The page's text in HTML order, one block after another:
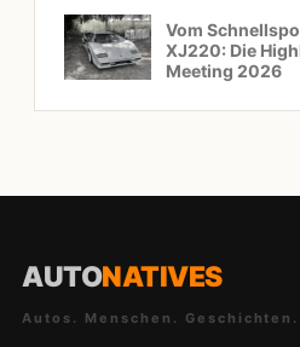
Vom
XJ220: Die
Meeting 2026
AUTONATIVES
Autos. Menschen. Geschichten.